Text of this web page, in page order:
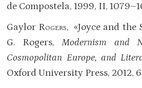
de Compostela, 1999, II,
Gaylor Rogers, «Joyce and the
G. Rogers,Modernism and
Cosmopolitan Europe, and
Oxford University Press, 2012,